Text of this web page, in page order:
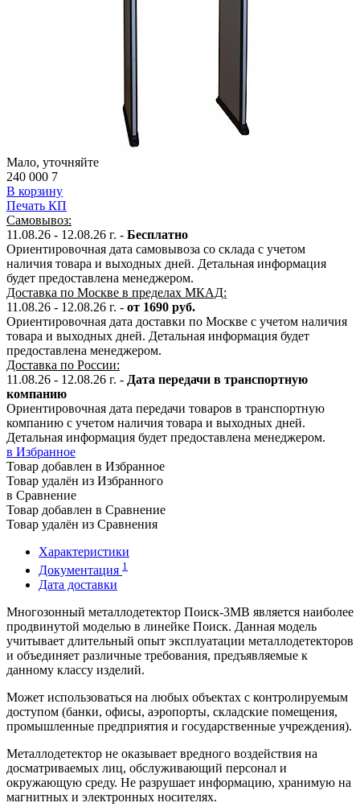
Мало, уточняйте
240 000 7
В корзину
Печать КП
Самовывоз:
11.08.26 - 12.08.26 г. - Бесплатно
Ориентировочная дата самовывоза со склада с учетом
наличия товара и выходных дней. Детальная информация
будет предоставлена менеджером.
Доставка по Москве в пределах МКАД:
11.08.26 - 12.08.26 г. - от 1690 руб.
Ориентировочная дата доставки по Москве с учетом наличия
товара и выходных дней. Детальная информация будет
предоставлена менеджером.
Доставка по России:
11.08.26 - 12.08.26 г. - Дата передачи в транспортную
компанию
Ориентировочная дата передачи товаров в транспортную
компанию с учетом наличия товара и выходных дней.
Детальная информация будет предоставлена менеджером.
в Избранное
Товар добавлен в Избранное
Товар удалён из Избранного
в Сравнение
Товар добавлен в Сравнение
Товар удалён из Сравнения
Характеристики
Документация 1
Дата доставки
Многозонный металлодетектор Поиск-3МВ является наиболее
продвинутой моделью в линейке Поиск. Данная модель
учитывает длительный опыт эксплуатации металлодетекторов
и объединяет различные требования, предъявляемые к
данному классу изделий.
Может использоваться на любых объектах с контролируемым
доступом (банки, офисы, аэропорты, складские помещения,
промышленные предприятия и государственные учреждения).
Металлодетектор не оказывает вредного воздействия на
досматриваемых лиц, обслуживающий персонал и
окружающую среду. Не разрушает информацию, хранимую на
магнитных и электронных носителях.